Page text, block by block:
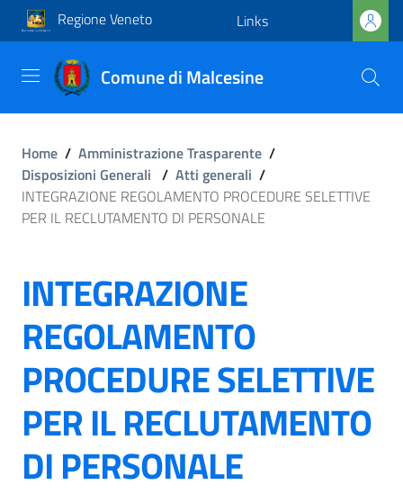
Regione Veneto Links
Comune di Malcesine
Home / Amministrazione Trasparente /
Disposizioni Generali / Atti generali /
INTEGRAZIONE REGOLAMENTO PROCEDURE SELETTIVE
PER IL RECLUTAMENTO DI PERSONALE
INTEGRAZIONE
REGOLAMENTO
PROCEDURE SELETTIVE
PER IL RECLUTAMENTO
DI PERSONALE